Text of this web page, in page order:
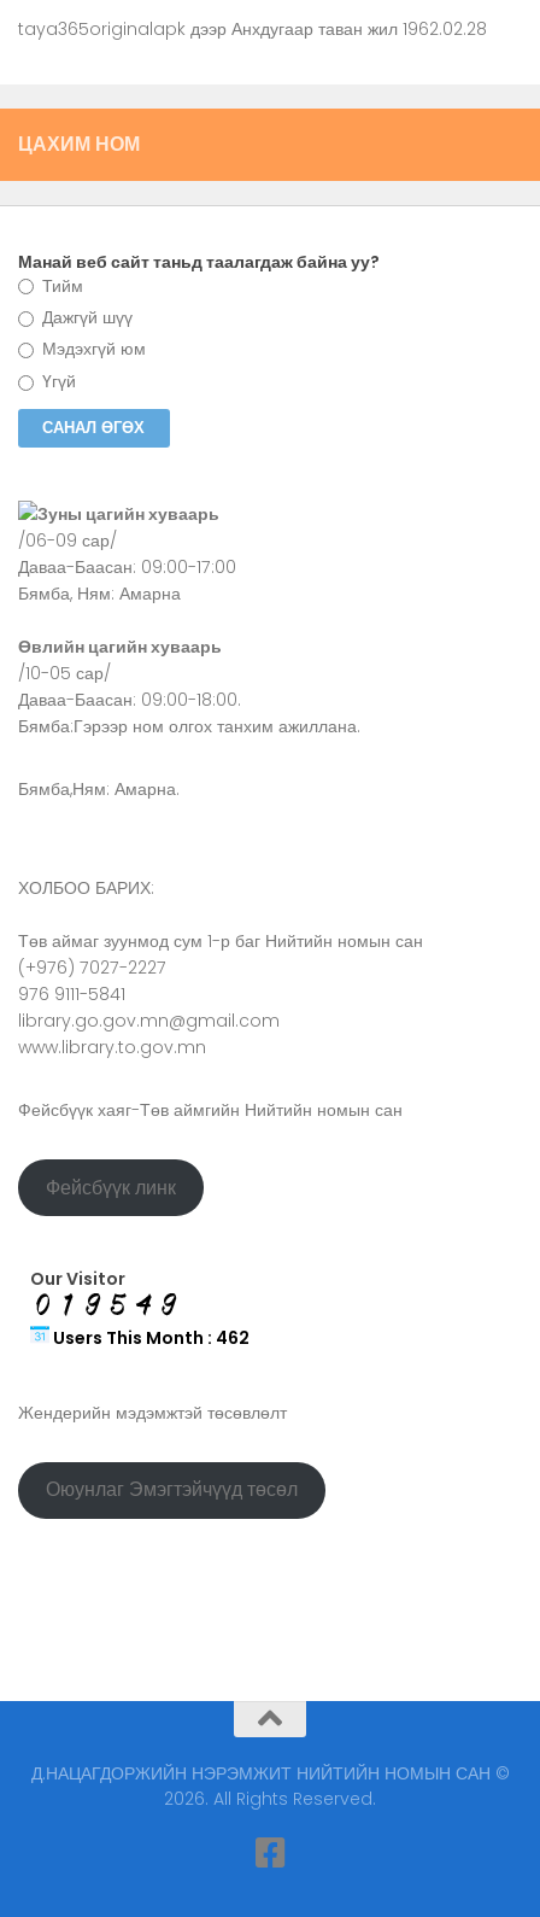
taya365originalapk дээр Анхдугаар таван жил 1962.02.28
ЦАХИМ НОМ
Манай веб сайт таньд таалагдаж байна уу?
Тийм
Дажгүй шүү
Мэдэхгүй юм
Үгүй
Зуны цагийн хуваарь
/06-09 сар/
Даваа-Баасан: 09:00-17:00
Бямба, Ням: Амарна
Өвлийн цагийн хуваарь
/10-05 сар/
Даваа-Баасан: 09:00-18:00.
Бямба:Гэрээр ном олгох танхим ажиллана.
Бямба,Ням: Амарна.
ХОЛБОО БАРИХ:
Төв аймаг зуунмод сум 1-р баг Нийтийн номын сан
(+976) 7027-2227
976 9111-5841
library.go.gov.mn@gmail.com
www.library.to.gov.mn
Фейсбүүк хаяг-Төв аймгийн Нийтийн номын сан
Фейсбүүк линк
Our Visitor
Users This Month : 462
Жендерийн мэдэмжтэй төсөвлөлт
Оюунлаг Эмэгтэйчүүд төсөл
Д.НАЦАГДОРЖИЙН НЭРЭМЖИТ НИЙТИЙН НОМЫН САН ©
2026. All Rights Reserved.